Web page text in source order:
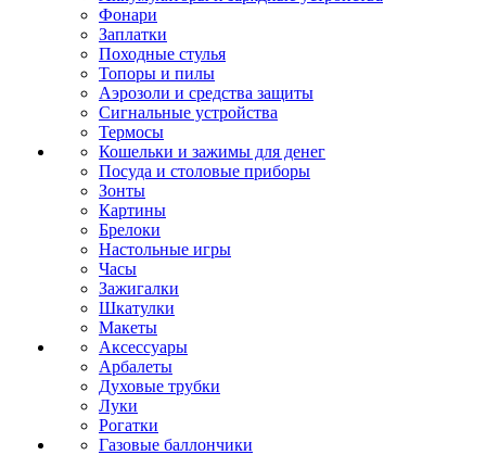
Фонари
Заплатки
Походные стулья
Топоры и пилы
Аэрозоли и средства защиты
Сигнальные устройства
Термосы
Кошельки и зажимы для денег
Посуда и столовые приборы
Зонты
Картины
Брелоки
Настольные игры
Часы
Зажигалки
Шкатулки
Макеты
Аксессуары
Арбалеты
Духовые трубки
Луки
Рогатки
Газовые баллончики